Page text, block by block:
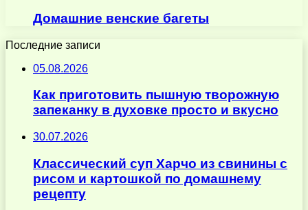
Домашние венские багеты
Последние записи
05.08.2026
Как приготовить пышную творожную
запеканку в духовке просто и вкусно
30.07.2026
Классический суп Харчо из свинины с
рисом и картошкой по домашнему
рецепту